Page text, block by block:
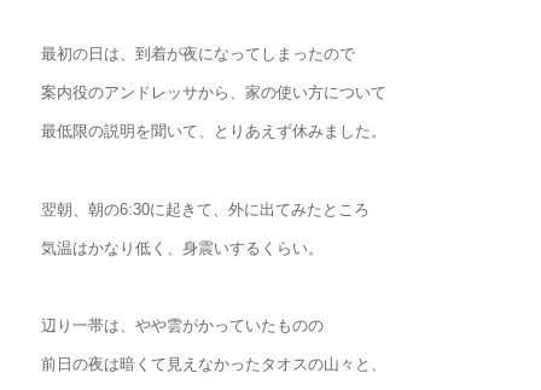
最初の日は、到着が夜になってしまったので
案内役のアンドレッサから、家の使い方について
最低限の説明を聞いて、とりあえず休みました。
翌朝、朝の6:30に起きて、外に出てみたところ
気温はかなり低く、身震いするくらい。
辺り一帯は、やや雲がかっていたものの
前日の夜は暗くて見えなかったタオスの山々と、